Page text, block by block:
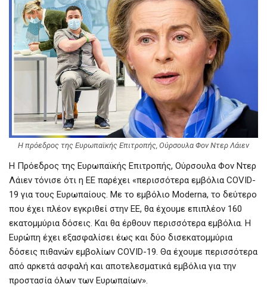
Η πρόεδρος της Ευρωπαϊκής Επιτροπής, Ούρσουλα Φον Ντερ Λάιεν
Η Πρόεδρος της Ευρωπαϊκής Επιτροπής, Ούρσουλα Φον Ντερ
Λάιεν τόνισε ότι η ΕΕ παρέχει «περισσότερα εμβόλια COVID-
19 για τους Ευρωπαίους. Με το εμβόλιο Moderna, το δεύτερο
που έχει πλέον εγκριθεί στην ΕΕ, θα έχουμε επιπλέον 160
εκατομμύρια δόσεις. Και θα έρθουν περισσότερα εμβόλια. Η
Ευρώπη έχει εξασφαλίσει έως και δύο δισεκατομμύρια
δόσεις πιθανών εμβολίων COVID-19. Θα έχουμε περισσότερα
από αρκετά ασφαλή και αποτελεσματικά εμβόλια για την
προστασία όλων των Ευρωπαίων».